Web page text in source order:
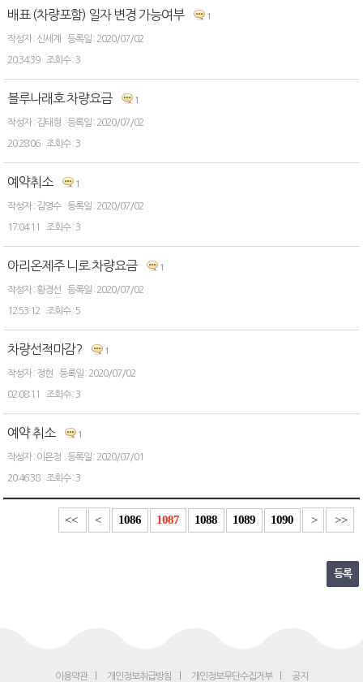
배표 (차량포함) 일자 변경 가능여부 1
신세계 2020/07/02
20:34:39 3
블루나래호 차량요금 1
김태형 2020/07/02
20:28:06 3
예약취소 1
김영수 2020/07/02
17:04:11 3
아리온제주 니로 차량요금 1
황경선 2020/07/02
12:53:12 5
차량선적마감? 1
정현 2020/07/02
02:08:11 3
예약 취소 1
이은정 2020/07/01
20:46:38 3
<< < 1086 1087 1088 1089 1090 > >>
등록
이용약관 개인정보취급방침 개인정보무단수집거부 공지